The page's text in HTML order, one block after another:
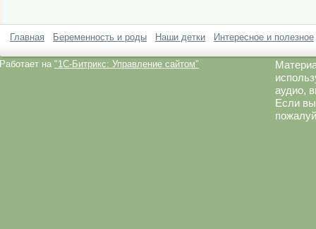
Главная Беременность и роды Наши детки Интересное и полезное
Работает на "1C-Битрикс: Управление сайтом"
аудио,
Если вы